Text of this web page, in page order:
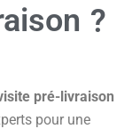
?
pré-livraison
pour une